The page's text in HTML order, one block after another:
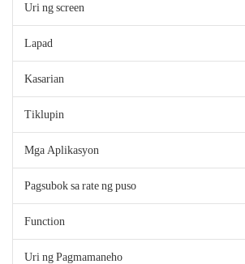
Uri ng screen
Lapad
Kasarian
Tiklupin
Mga Aplikasyon
Pagsubok sa rate ng puso
Function
Uri ng Pagmamaneho